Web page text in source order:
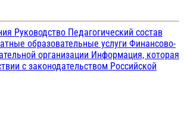
Руководство Педагогический состав
образовательные услуги Финансово-
организации Информация, которая
с законодательством Российской